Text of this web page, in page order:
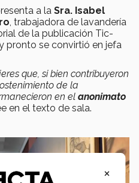
a la Sra. Isabel
, trabajadora de lavandería
de la publicación Tic-
pronto se convirtió en jefa
que, si bien contribuyeron
de la
en el anonimato
en el texto de sala.
×